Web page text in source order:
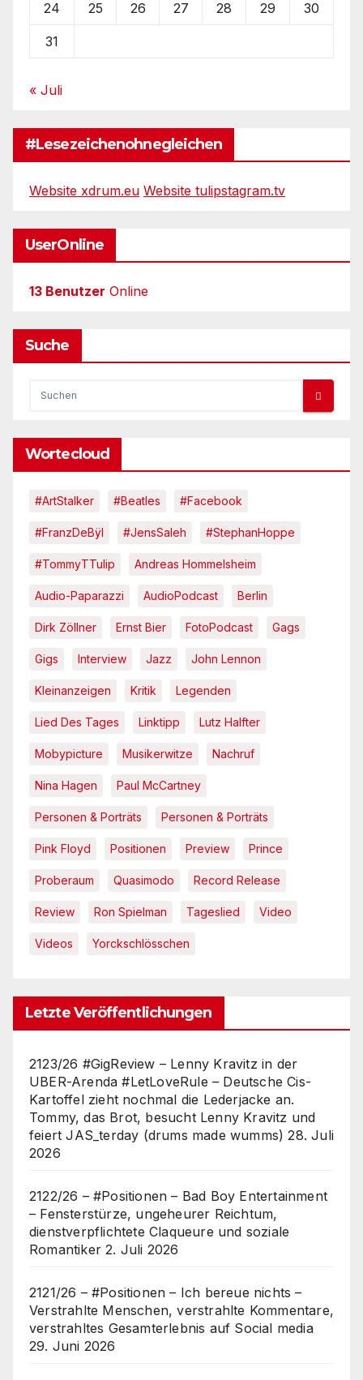
24 25 26 27 28 29 30
31
« Juli
#Lesezeichenohnegleichen
Website xdrum.eu Website tulipstagram.tv
UserOnline
13 Benutzer Online
Suche
Wortecloud
#ArtStalker #Beatles #Facebook
#FranzDeBÿl #JensSaleh #StephanHoppe
#TommyTTulip Andreas Hommelsheim
Audio-Paparazzi AudioPodcast Berlin
Dirk Zöllner Ernst Bier FotoPodcast Gags
Gigs Interview Jazz John Lennon
Kleinanzeigen Kritik Legenden
Lied Des Tages Linktipp Lutz Halfter
Mobypicture Musikerwitze Nachruf
Nina Hagen Paul McCartney
Personen & Porträts Personen & Porträts
Pink Floyd Positionen Preview Prince
Proberaum Quasimodo Record Release
Review Ron Spielman Tageslied Video
Videos Yorckschlösschen
Letzte Veröffentlichungen
2123/26 #GigReview – Lenny Kravitz in der
UBER-Arenda #LetLoveRule – Deutsche Cis-
Kartoffel zieht nochmal die Lederjacke an.
Tommy, das Brot, besucht Lenny Kravitz und
feiert JAS_terday (drums made wumms) 28. Juli
2026
2122/26 – #Positionen – Bad Boy Entertainment
– Fensterstürze, ungeheurer Reichtum,
dienstverpflichtete Claqueure und soziale
Romantiker 2. Juli 2026
2121/26 – #Positionen – Ich bereue nichts –
Verstrahlte Menschen, verstrahlte Kommentare,
verstrahltes Gesamterlebnis auf Social media
29. Juni 2026